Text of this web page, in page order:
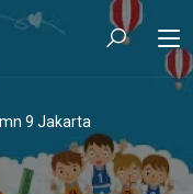
9 Jakarta